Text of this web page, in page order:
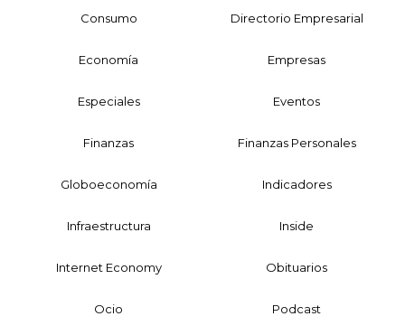
Consumo Directorio Empresarial
Economía Empresas
Especiales Eventos
Finanzas Finanzas Personales
Globoeconomía Indicadores
Infraestructura Inside
Internet Economy Obituarios
Ocio Podcast